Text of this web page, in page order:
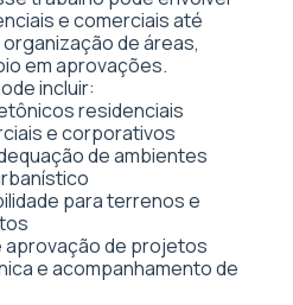
e comerciais até
de áreas,
em aprovações.
incluir:
residenciais
e corporativos
de ambientes
para terrenos e
aprovação de projetos
e acompanhamento de